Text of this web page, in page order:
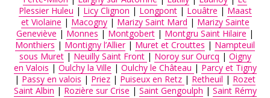
Plessier Huleu | Licy Clignon | Longpont| Louâtre | Maast
et Violaine | Macogny| Marizy Saint Mard | Marizy Sainte
Geneviève | Monnes | Montgobert | Montgru Saint Hilaire |
Monthiers | Montigny l’Allier| Muret et Crouttes | Nampteuil
sous Muret| Neuilly Saint Front | Noroy sur Ourcq | Oigny
en Valois | Oulchy la Ville | Oulchy le Château | Parcy et Tigny
| Passy en valois | Priez | Puiseux en Retz | Retheuil | Rozet
Saint Albin | Rozière sur Crise | Saint Gengoulph | Saint Rémy